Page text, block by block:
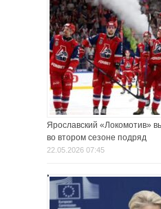
Ярославский «Локомотив»
во втором сезоне подряд
22.05.2026 07:45